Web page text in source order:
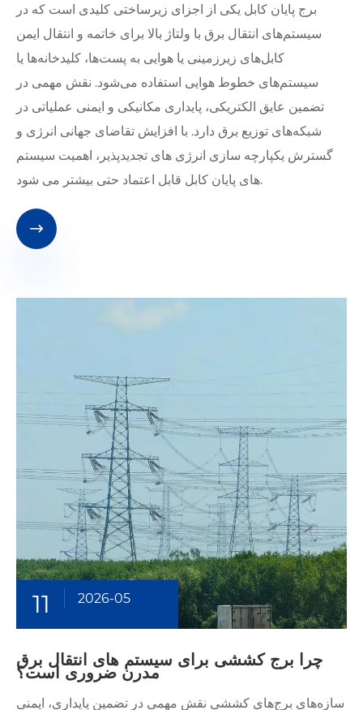
برج پایان کابل یکی از اجزای زیرساختی کلیدی است که در
سیستم‌های انتقال برق با ولتاژ بالا برای خاتمه و انتقال ایمن
کابل‌های زیرزمینی یا هوایی به پست‌ها، کلیدخانه‌ها یا
سیستم‌های خطوط هوایی استفاده می‌شود. نقش مهمی در
تضمین عایق الکتریکی، پایداری مکانیکی و ایمنی عملیاتی در
شبکه‌های توزیع برق دارد. با افزایش تقاضای جهانی انرژی و
گسترش یکپارچه سازی انرژی های تجدیدپذیر، اهمیت سیستم
های پایان کابل قابل اعتماد حتی بیشتر می شود.

11 2026-05
چرا برج کششی برای سیستم های انتقال برق
مدرن ضروری است؟
سازه‌های برج‌های کششی نقش مهمی در تضمین پایداری، ایمنی